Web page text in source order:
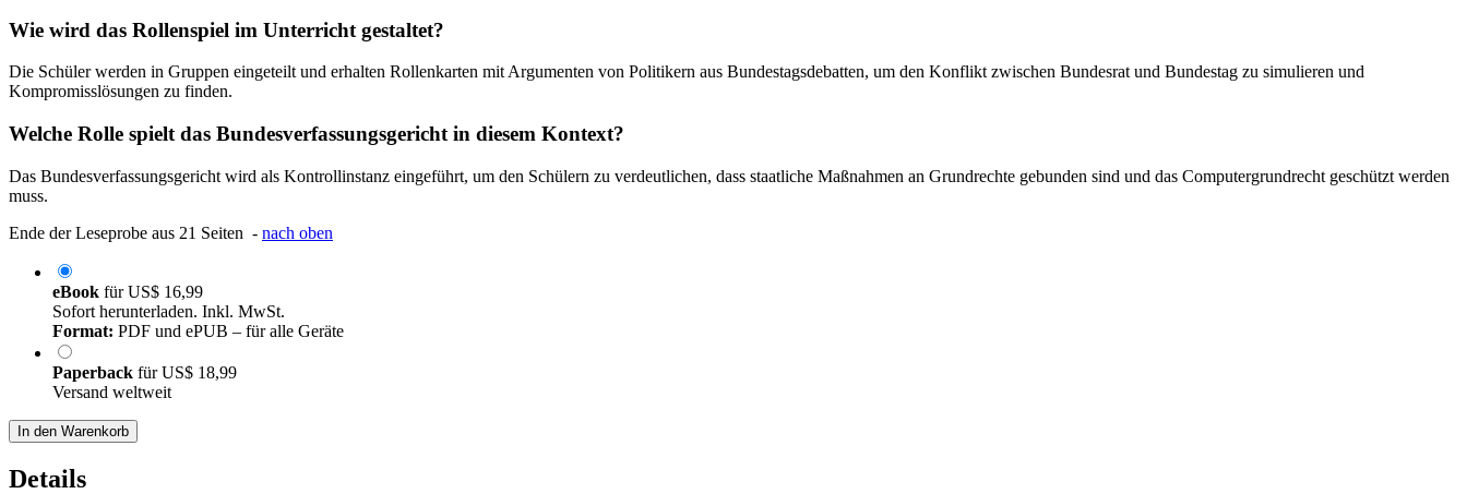
Wie wird das Rollenspiel im Unterricht gestaltet?
Die Schüler werden in Gruppen eingeteilt und erhalten Rollenkarten mit Argumenten von Politikern aus Bundestagsdebatten, um den Konflikt zwischen Bundesrat und Bundestag zu simulieren und
Kompromisslösungen zu finden.
Welche Rolle spielt das Bundesverfassungsgericht in diesem Kontext?
Das Bundesverfassungsgericht wird als Kontrollinstanz eingeführt, um den Schülern zu verdeutlichen, dass staatliche Maßnahmen an Grundrechte gebunden sind und das Computergrundrecht geschützt werden
muss.
Ende der Leseprobe aus 21 Seiten - nach oben
eBook fürUS$ 16,99
Sofort herunterladen. Inkl. MwSt.
Format: PDF und ePUB – für alle Geräte
Paperback fürUS$ 18,99
Versand weltweit
In den Warenkorb
Details